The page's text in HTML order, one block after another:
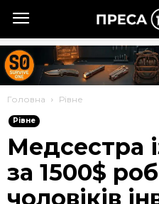
Головна Рівне
Рівне
Медсестра
за 1500$
чоловіків